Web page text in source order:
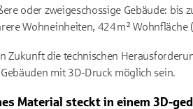
oder zweigeschossige Gebäude: bis
Wohneinheiten, 424 m² Wohnfläche
Zukunft die technischen
mit 3D-Druck möglich sein.
Material steckt in einem 3D-